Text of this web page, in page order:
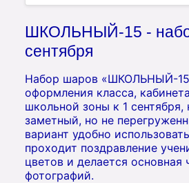
ШКОЛЬНЫЙ-15 -
сентября
Набор шаров «ШКОЛЬНЫЙ-
оформления класса,
школьной зоны к 1 сентября,
заметный, но не
вариант удобно
проходит поздравление
цветов и делается основная
фотографий.